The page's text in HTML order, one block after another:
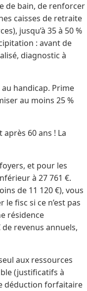
de bain, de renforcer
caisses de retraite
jusqu’à 35 à 50 %
: avant de
diagnostic à
handicap. Prime
au moins 25 %
60 ans ! La
et pour les
à 27 761 €.
de 11 120 €), vous
fisc si ce n’est pas
résidence
revenus annuels,
aux ressources
(justificatifs à
déduction forfaitaire